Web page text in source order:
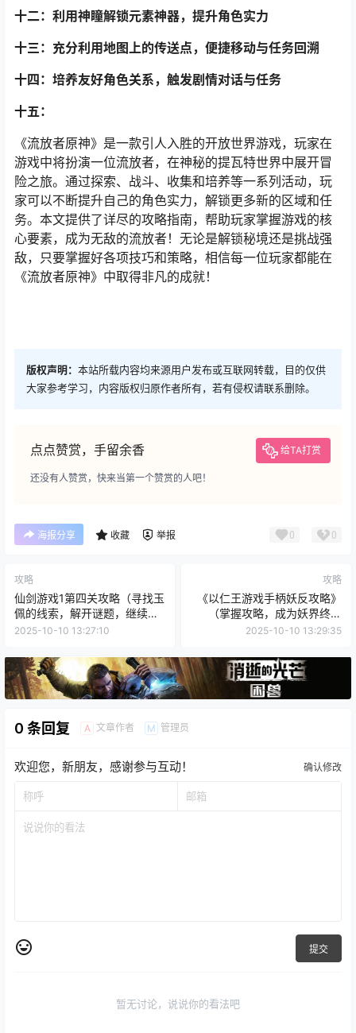
十二：利用神瞳解锁元素神器，提升角色实力
十三：充分利用地图上的传送点，便捷移动与任务回溯
十四：培养友好角色关系，触发剧情对话与任务
十五：
《流放者原神》是一款引人入胜的开放世界游戏，玩家在
游戏中将扮演一位流放者，在神秘的提瓦特世界中展开冒
险之旅。通过探索、战斗、收集和培养等一系列活动，玩
家可以不断提升自己的角色实力，解锁更多新的区域和任
务。本文提供了详尽的攻略指南，帮助玩家掌握游戏的核
心要素，成为无敌的流放者！无论是解锁秘境还是挑战强
敌，只要掌握好各项技巧和策略，相信每一位玩家都能在
《流放者原神》中取得非凡的成就！
版权声明： 本站所载内容均来源用户发布或互联网转载，目的仅供
大家参考学习，内容版权归原作者所有，若有侵权请联系删除。
点点赞赏，手留余香 给TA打赏
还没有人赞赏，快来当第一个赞赏的人吧！
海报分享 收藏 举报 0 0
攻略
仙剑游戏1第四关攻略（寻找玉
佩的线索，解开谜题，继续前
进）
2025-10-10 13:27:10
攻略
《以仁王游戏手柄妖反攻略》
（掌握攻略，成为妖界终结
者）
2025-10-10 13:29:35
0 条回复 A 文章作者 M 管理员
欢迎您，新朋友，感谢参与互动！ 确认修改
提交
暂无讨论，说说你的看法吧